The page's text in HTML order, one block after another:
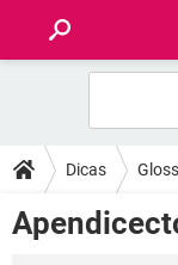
FÓRUM
SAÚDE
Dicas